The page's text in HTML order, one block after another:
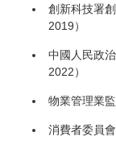
創新科技署
2019）
中國人民政
2022）
物業管理業
消費者委員